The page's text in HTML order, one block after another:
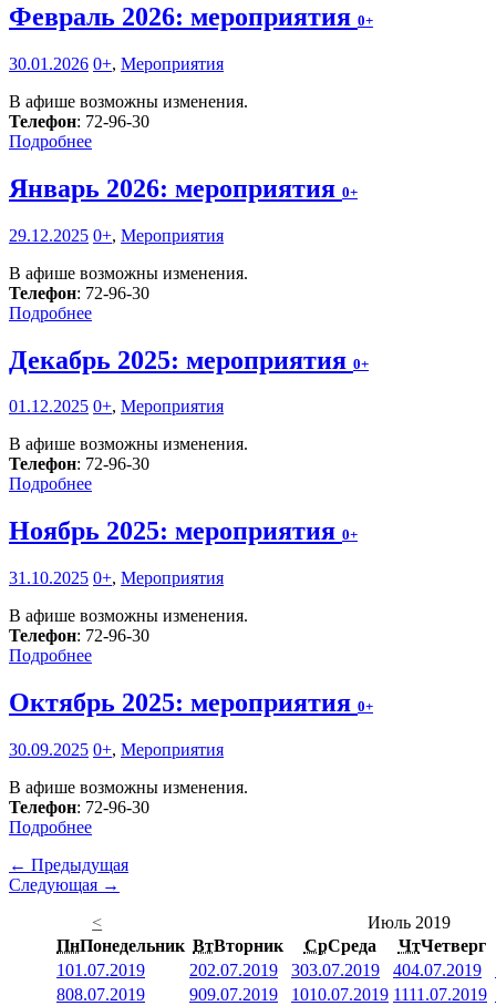
Февраль 2026: мероприятия 0+
30.01.2026 0+, Мероприятия
В афише возможны изменения.
Телефон: 72-96-30
Подробнее
Январь 2026: мероприятия 0+
29.12.2025 0+, Мероприятия
В афише возможны изменения.
Телефон: 72-96-30
Подробнее
Декабрь 2025: мероприятия 0+
01.12.2025 0+, Мероприятия
В афише возможны изменения.
Телефон: 72-96-30
Подробнее
Ноябрь 2025: мероприятия 0+
31.10.2025 0+, Мероприятия
В афише возможны изменения.
Телефон: 72-96-30
Подробнее
Октябрь 2025: мероприятия 0+
30.09.2025 0+, Мероприятия
В афише возможны изменения.
Телефон: 72-96-30
Подробнее
← Предыдущая
Следующая →
<
Июль 2019
ПнПонедельник ВтВторник СрСреда ЧтЧетверг
101.07.2019 202.07.2019 303.07.2019 404.07.2019
808.07.2019 909.07.2019 1010.07.2019 1111.07.2019